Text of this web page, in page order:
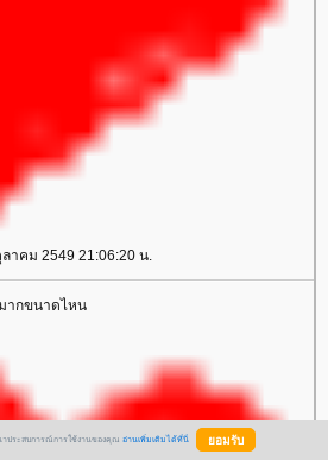
าคม 2549 21:06:20 น.
ากขนาดไหน
าประสบการณ์การใช้งานของคุณ อ่านเพิ่มเติมได้ที่นี่